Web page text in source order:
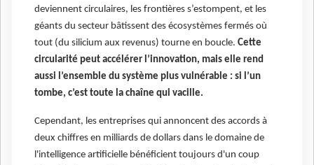
deviennent circulaires, les frontières s’estompent, et les
géants du secteur bâtissent des écosystèmes fermés où
tout (du silicium aux revenus) tourne en boucle. Cette
circularité peut accélérer l’innovation, mais elle rend
aussi l’ensemble du système plus vulnérable : si l’un
tombe, c’est toute la chaîne qui vacille.
Cependant, les entreprises qui annoncent des accords à
deux chiffres en milliards de dollars dans le domaine de
l'intelligence artificielle bénéficient toujours d'un coup